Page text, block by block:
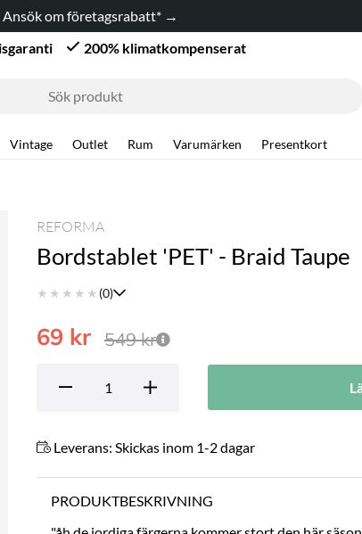
Ansök om företagsrabatt* →
200% klimatkompenserat
Vintage Outlet Rum Varumärken
Presentkort
REFORMA
Bordstablet 'PET' - Braid Taupe
★ ★ ★ ★ ★ (0)
549kr
69 kr
Leverans: Skickas inom 1-2 dagar
PRODUKTBESKRIVNING